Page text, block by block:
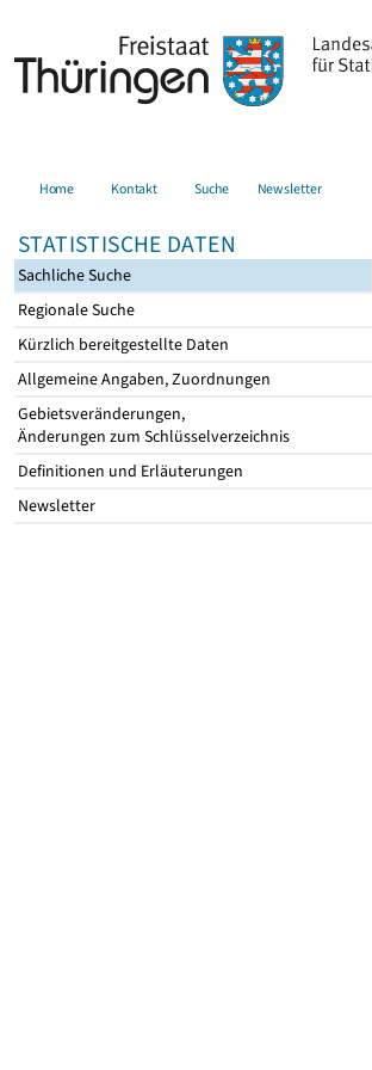
Home Kontakt Suche Newsletter
STATISTISCHE DATEN
Sachliche Suche
Regionale Suche
Kürzlich bereitgestellte Daten
Allgemeine Angaben, Zuordnungen
Gebietsveränderungen,
Änderungen zum Schlüsselverzeichnis
Definitionen und Erläuterungen
Newsletter